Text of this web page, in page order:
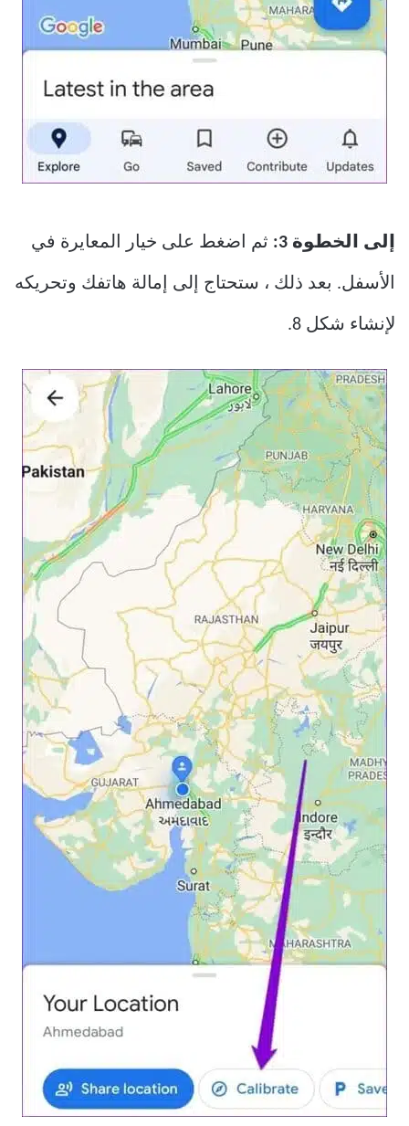
إلى الخطوة 3: ثم اضغط على خيار المعايرة في
الأسفل. بعد ذلك ، ستحتاج إلى إمالة هاتفك وتحريكه
لإنشاء شكل 8.